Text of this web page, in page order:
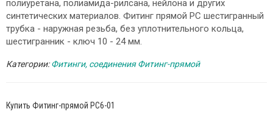
полиуретана, полиамида-рилсана, нейлона и других
синтетических материалов. Фитинг прямой PC шестигранный
трубка - наружная резьба, без уплотнительного кольца,
шестигранник - ключ 10 - 24 мм.
Категории:Фитинги, соединения Фитинг-прямой
Купить Фитинг-прямой PC6-01